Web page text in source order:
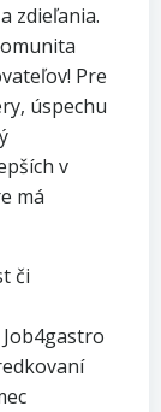
zdieľania.
Pre
úspechu
v
má
či